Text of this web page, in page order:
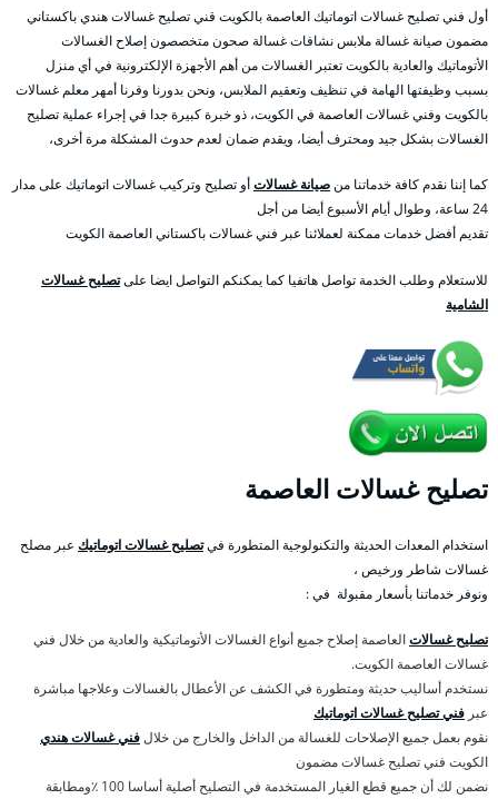
أول فني تصليح غسالات اتوماتيك العاصمة بالكويت قني تصليح غسالات هندي باكستاني
مضمون صيانة غسالة ملابس نشافات غسالة صحون متخصصون إصلاح الغسالات
الأتوماتيك والعادية بالكويت تعتبر الغسالات من أهم الأجهزة الإلكترونية في أي منزل
بسبب وظيفتها الهامة في تنظيف وتعقيم الملابس، ونحن بدورنا وفرنا أمهر معلم غسالات
بالكويت وفني غسالات العاصمة في الكويت، ذو خبرة كبيرة جدا في إجراء عملية تصليح
الغسالات بشكل جيد ومحترف أيضا، ويقدم ضمان لعدم حدوث المشكلة مرة أخرى،
كما إننا نقدم كافة خدماتنا منصيانة غسالاتأو تصليح وتركيب غسالات اتوماتيك على مدار
24 ساعة، وطوال أيام الأسبوع أيضا من أجل
تقديم أفضل خدمات ممكنة لعملائنا عبر فني غسالات باكستاني العاصمة الكويت
للاستعلام وطلب الخدمة تواصل هاتفيا كما يمكنكم التواصل ايضا علىتصليح غسالات
الشامية
تصليح غسالات العاصمة
استخدام المعدات الحديثة والتكنولوجية المتطورة فيتصليح غسالات اتوماتيك عبر مصلح
غسالات شاطر ورخيص ،
ونوفر خدماتنا بأسعار مقبولة في :
تصليح غسالاتالعاصمة إصلاح جميع أنواع الغسالات الأتوماتيكية والعادية من خلال فني
غسالات العاصمة الكويت.
نستخدم أساليب حديثة ومتطورة في الكشف عن الأعطال بالغسالات وعلاجها مباشرة
عبر فني تصليح غسالات اتوماتيك
نقوم بعمل جميع الإصلاحات للغسالة من الداخل والخارج من خلالفني غسالات هندي
الكويت فني تصليح غسالات مضمون
نضمن لك أن جميع قطع الغيار المستخدمة في التصليح أصلية أساسا 100 ٪ومطابقة